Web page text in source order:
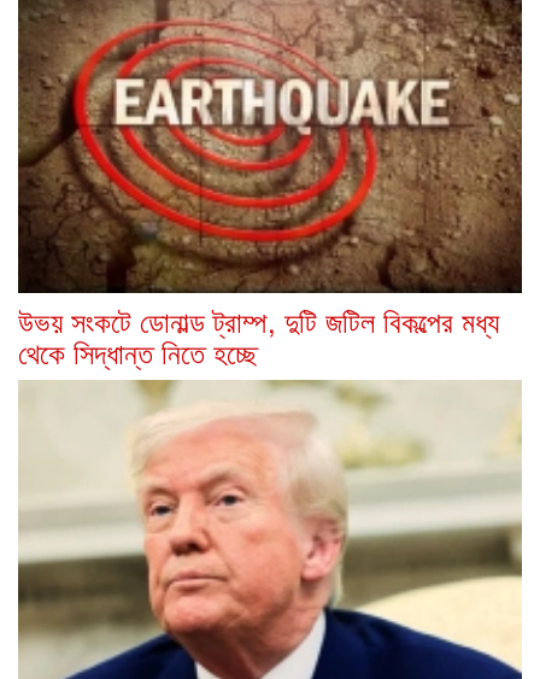
উভয় সংকটে ডোনাল্ড ট্রাম্প, দুটি জটিল বিকল্পের মধ্য
থেকে সিদ্ধান্ত নিতে হচ্ছে